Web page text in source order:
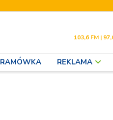
103,6 FM |
RAMÓWKA REKLAMA